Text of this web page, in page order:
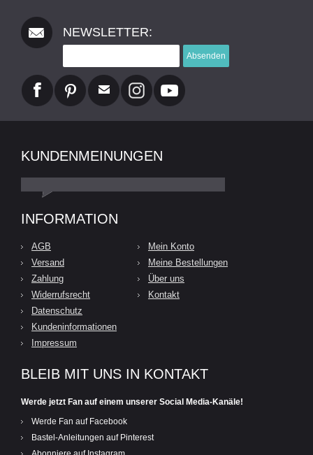
NEWSLETTER:
Absenden
KUNDENMEINUNGEN
INFORMATION
AGB
Versand
Zahlung
Widerrufsrecht
Datenschutz
Kundeninformationen
Impressum
Mein Konto
Meine Bestellungen
Über uns
Kontakt
BLEIB MIT UNS IN KONTAKT
Werde jetzt Fan auf einem unserer Social Media-Kanäle!
Werde Fan auf Facebook
Bastel-Anleitungen auf Pinterest